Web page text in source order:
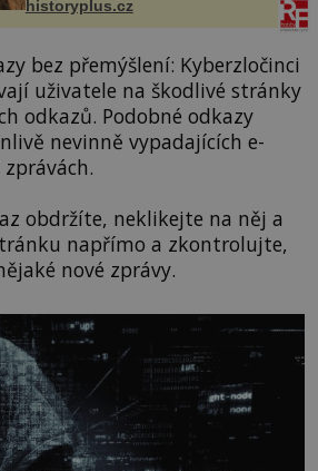
historyplus.cz
bez přemýšlení: Kyberzločinci
uživatele na škodlivé stránky
odkazů. Podobné odkazy
nevinně vypadajících e-
obdržíte, neklikejte na něj a
napřímo a zkontrolujte,
nové zprávy.